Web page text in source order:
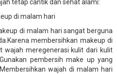
tetap cantik dan sehat alami:
di malam hari
di malam hari sangat berguna
membersihkan makeup di
wajah meregenerasi kulit dari kulit
pembersih make up yang
wajah di malam hari